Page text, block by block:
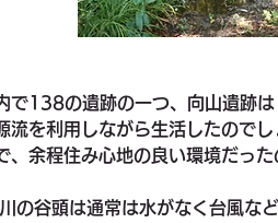
138の遺跡の一つ、向山遺跡は
流を利用しながら生活したので
、余程住み心地の良い環境だった